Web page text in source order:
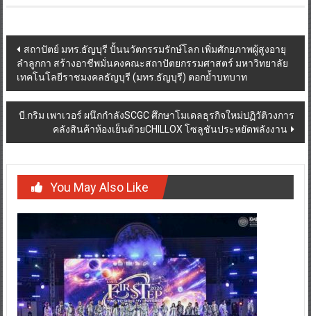
Post
navigation
สถาปัตย์ มทร.ธัญบุรี ปั้นนวัตกรรมรักษ์โลก เพิ่มศักยภาพผู้สูงอายุ
ลำลูกกา สร้างอาชีพมั่นคงคณะสถาปัตยกรรมศาสตร์ มหาวิทยาลัย
เทคโนโลยีราชมงคลธัญบุรี (มทร.ธัญบุรี) ตอกย้ำบทบาท
บี.กริม เพาเวอร์ ผนึกกำลังSCGC ศึกษาโมเดลธุรกิจใหม่ปฏิวัติวงการ
คลังสินค้าห้องเย็นด้วยCHILLOX โซลูชันประหยัดพลังงาน
You May Also Like